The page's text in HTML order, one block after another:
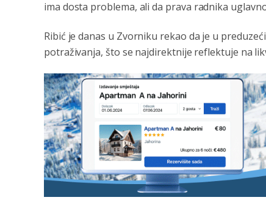
ima dosta problema, ali da prava radnika
Ribić je danas u Zvorniku rekao da je u
potraživanja, što se najdirektnije reflektuje na